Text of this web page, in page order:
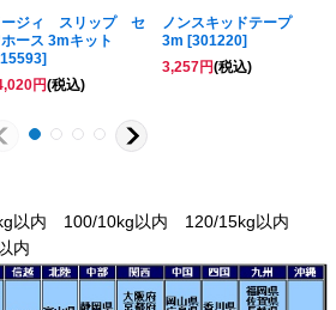
ージィ スリップ セ
ース 3mキット
]
円(税込)
ノンスキッドテープ
3m [301220]
3,257円(税込)
以内 100/10kg以内 120/15kg以内
内